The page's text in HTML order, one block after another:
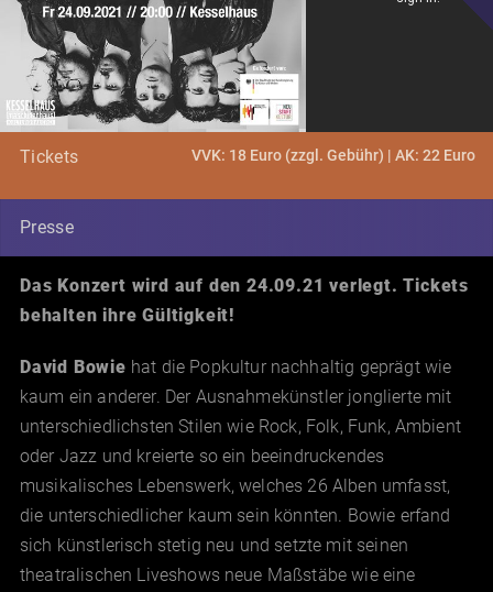
Tickets VVK: 18 Euro (zzgl. Gebühr) | AK: 22 Euro
Presse
Das Konzert wird auf den 24.09.21 verlegt. Tickets
behalten ihre Gültigkeit!
David Bowie hat die Popkultur nachhaltig geprägt wie
kaum ein anderer. Der Ausnahmekünstler jonglierte mit
unterschiedlichsten Stilen wie Rock, Folk, Funk, Ambient
oder Jazz und kreierte so ein beeindruckendes
musikalisches Lebenswerk, welches 26 Alben umfasst,
die unterschiedlicher kaum sein könnten. Bowie erfand
sich künstlerisch stetig neu und setzte mit seinen
theatralischen Liveshows neue Maßstäbe wie eine